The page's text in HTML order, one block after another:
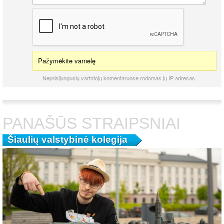
Pažymėkite varnelę
Neprisijungusių vartotojų komentaruose rodomas jų IP adresas.
PANAŠŪS STRAIPSNIAI
Šiaulių valstybinė kolegija